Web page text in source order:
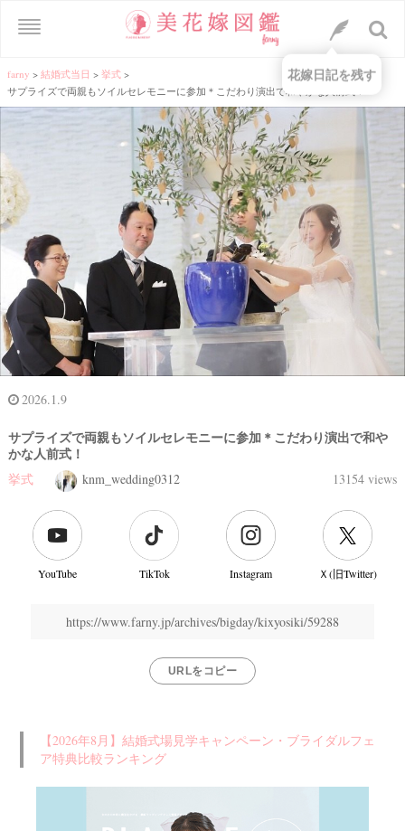
farny > 結婚式当日 > 挙式 >
サプライズで両親もソイルセレモニーに参加＊こだわり演出で和やかな人前式！
2026.1.9
サプライズで両親もソイルセレモニーに参加＊こだわり演出で和や
かな人前式！
挙式 knm_wedding0312 13154 views
YouTube TikTok Instagram Ｘ(旧Twitter)
https://www.farny.jp/archives/bigday/kixyosiki/59288
URLをコピー
【2026年8月】結婚式場見学キャンペーン・ブライダルフェ
ア特典比較ランキング
花嫁日記を残す
結